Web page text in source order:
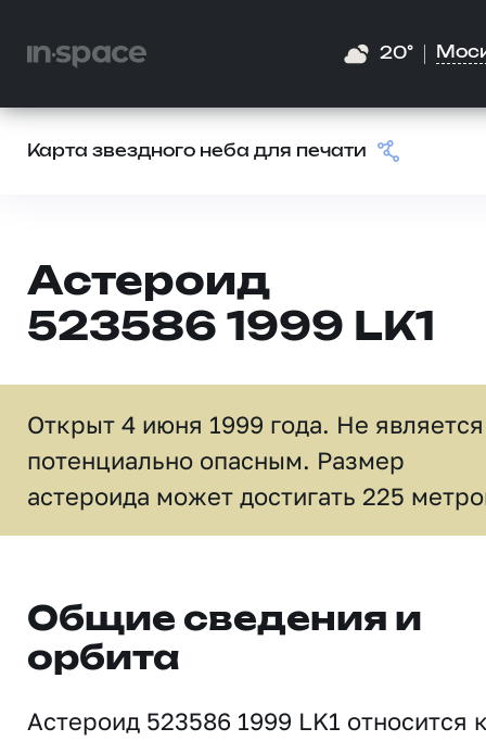
20°
Карта звездного неба для печати
Астероид
523586 1999 LK1
Открыт 4 июня 1999 года. Не является
потенциально опасным. Размер
астероида может достигать 225
Общие сведения и
орбита
Астероид 523586 1999 LK1 относится